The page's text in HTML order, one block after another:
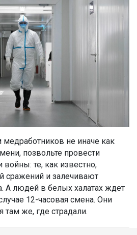
не иначе как
позвольте провести
те, как известно,
сражений и залечивают
людей в белых халатах ждет
12-часовая смена. Они
же, где страдали.